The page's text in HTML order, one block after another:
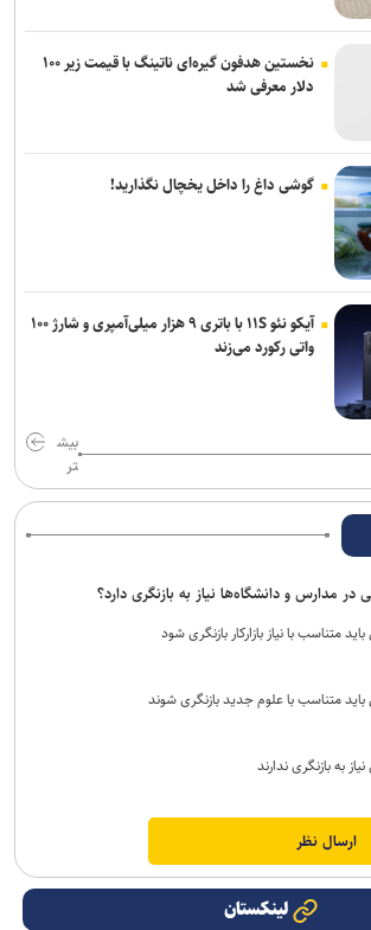
نخستین هدفون گیره‌ای ناتینگ با قیمت زیر ۱۰۰
دلار معرفی شد
گوشی داغ را داخل یخچال نگذارید!
آیکو نئو ۱۱S با باتری ۹ هزار میلی‌آمپری و شارژ ۱۰۰
واتی رکورد می‌زند
بیش
تر
مدارس و دانشگاه‌ها نیاز به بازنگری دارد؟
متناسب با نیاز بازارکار بازنگری شود
متناسب با علوم جدید بازنگری شوند
به بازنگری ندارند
لینکستان